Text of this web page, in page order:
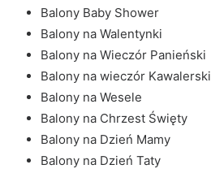
Balony Baby Shower
Balony na Walentynki
Balony na Wieczór Panieński
Balony na wieczór Kawalerski
Balony na Wesele
Balony na Chrzest Święty
Balony na Dzień Mamy
Balony na Dzień Taty